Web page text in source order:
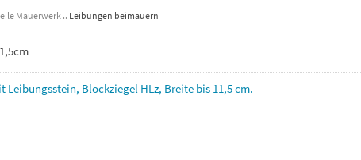
Mauerwerk Leibungen beimauern
Leibungsstein, Blockziegel HLz, Breite bis 11,5cm.